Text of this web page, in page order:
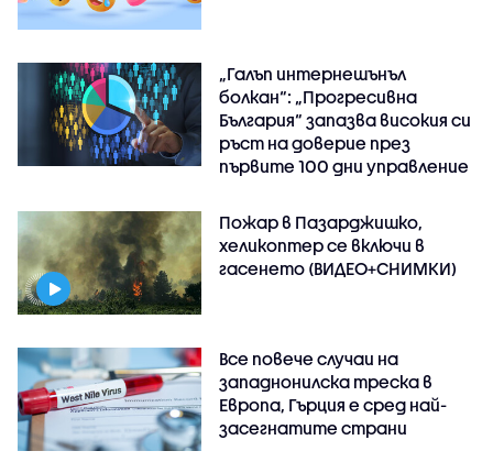
„Галъп интернешънъл
болкан“: „Прогресивна
България“ запазва високия си
ръст на доверие през
първите 100 дни управление
Пожар в Пазарджишко,
хеликоптер се включи в
гасенето (ВИДЕО+СНИМКИ)
Все повече случаи на
западнонилска треска в
Европа, Гърция е сред най-
засегнатите страни